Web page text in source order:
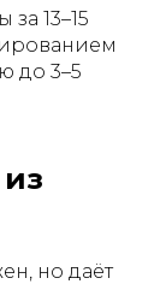
13–15
до 3–5
но даёт